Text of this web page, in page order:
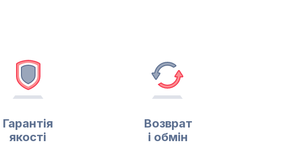
Гарантія
якості
Возврат
і обмін